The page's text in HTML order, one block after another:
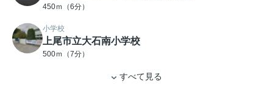
450ｍ（6分）
小学校
上尾市立大石南小学校
500ｍ（7分）
すべて見る